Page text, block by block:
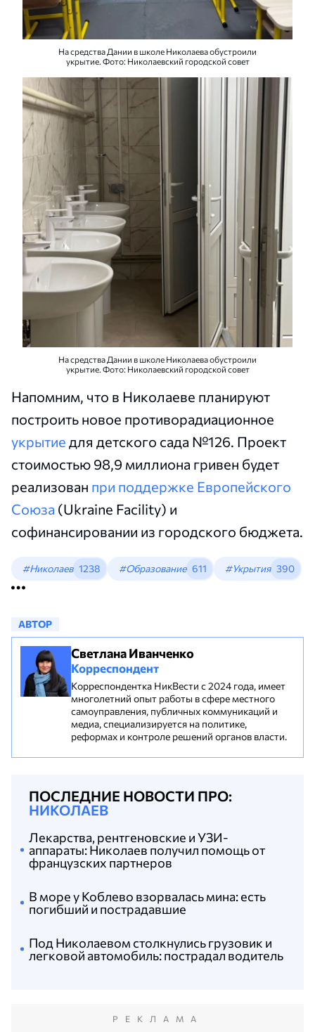
На средства Дании в школе Николаева обустроили
укрытие. Фото: Николаевский городской совет
На средства Дании в школе Николаева обустроили
укрытие. Фото: Николаевский городской совет
Напомним, что в Николаеве планируют
построить новое противорадиационное
укрытие для детского сада №126. Проект
стоимостью 98,9 миллиона гривен будет
реализован при поддержке Европейского
Союза (Ukraine Facility) и
софинансировании из городского бюджета.
#Николаев 1238 #Образование 611 #Укрытия 390
АВТОР
Светлана Иванченко
Корреспондент
Корреспондентка НикВести с 2024 года, имеет
многолетний опыт работы в сфере местного
самоуправления, публичных коммуникаций и
медиа, специализируется на политике,
реформах и контроле решений органов власти.
ПОСЛЕДНИЕ НОВОСТИ ПРО:
НИКОЛАЕВ
Под Николаевом столкнулись грузовик и
легковой автомобиль: пострадал водитель
В море у Коблево взорвалась мина: есть
погибший и пострадавшие
Лекарства, рентгеновские и УЗИ-
аппараты: Николаев получил помощь от
французских партнеров
РЕКЛАМА